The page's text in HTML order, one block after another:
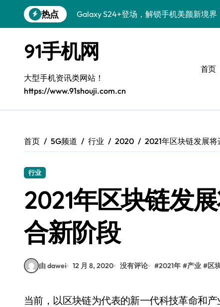
到
热点
Galaxy S24+登场，解锁手机美颜新境界
Galaxy A56 5G登场，时尚旗舰新体验！
三星Galaxy S26美颜秘籍，一键打造专
S25美化秘籍：个性定制，炫酷随行！
Galaxy C55 5G焕新秘籍：潮流定制，玩
Galaxy Z Flip6：折叠时尚，一瞬惊艳
S25 Ultra颜值炸裂！定制主题潮翻全场
91手机网
大型手机资讯类网站！
https://www.91shouji.com.cn
首页
首页 5G频道 行业 2020 2021年区块链发展
行业
2021年区块链发
合新阶段
由 dawei 12 月 8, 2020 没有评论 #2021年 #产业 #区
当前，以区块链为代表的新一代科技革命和产业变革正在重构全球创新版图、重塑世界经济格